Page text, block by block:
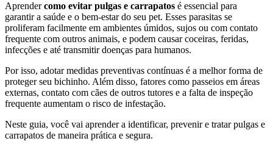
Aprendercomo evitar pulgas e carrapatos é essencial para
garantir a saúde e o bem-estar do seu pet. Esses parasitas se
proliferam facilmente em ambientes úmidos, sujos ou com contato
frequente com outros animais, e podem causar coceiras, feridas,
infecções e até transmitir doenças para humanos.
Por isso, adotar medidas preventivas contínuas é a melhor forma de
proteger seu bichinho. Além disso, fatores como passeios em áreas
externas, contato com cães de outros tutores e a falta de inspeção
frequente aumentam o risco de infestação.
Neste guia, você vai aprender a identificar, prevenir e tratar pulgas e
carrapatos de maneira prática e segura.